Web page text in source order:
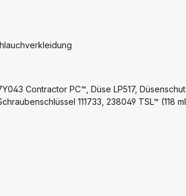
Contractor PC™, Düse LP517,
111733, 238049 TSL™ (118